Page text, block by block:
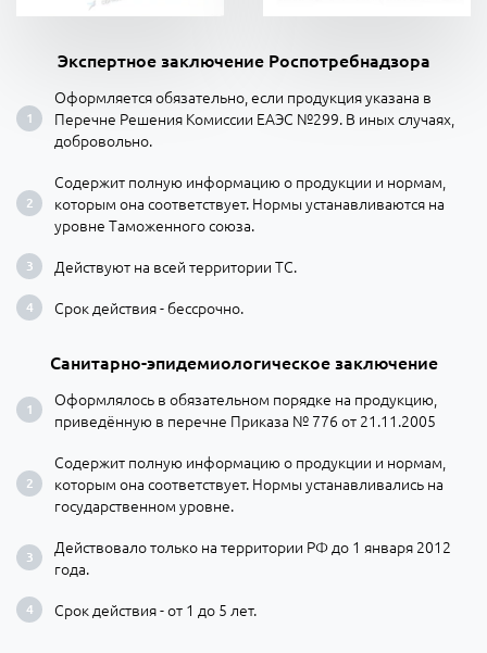
Экспертное заключение Роспотребнадзора
Оформляется обязательно, если продукция указана в
Перечне Решения Комиссии ЕАЭС №299. В иных случаях,
добровольно.
Содержит полную информацию о продукции и нормам,
которым она соответствует. Нормы устанавливаются на
уровне Таможенного союза.
Действуют на всей территории ТС.
Срок действия - бессрочно.
Санитарно-эпидемиологическое заключение
Оформлялось в обязательном порядке на продукцию,
приведённую в перечне Приказа № 776 от 21.11.2005
Содержит полную информацию о продукции и нормам,
которым она соответствует. Нормы устанавливались на
государственном уровне.
Действовало только на территории РФ до 1 января 2012
года.
Срок действия - от 1 до 5 лет.